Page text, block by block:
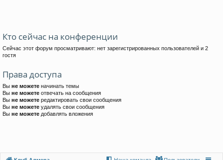
Кто сейчас на конференции
Сейчас этот форум просматривают: нет зарегистрированных пользователей и 2
гостя
Права доступа
Вы не можете начинать темы
Вы не можете отвечать на сообщения
Вы не можете редактировать свои сообщения
Вы не можете удалять свои сообщения
Вы не можете добавлять вложения